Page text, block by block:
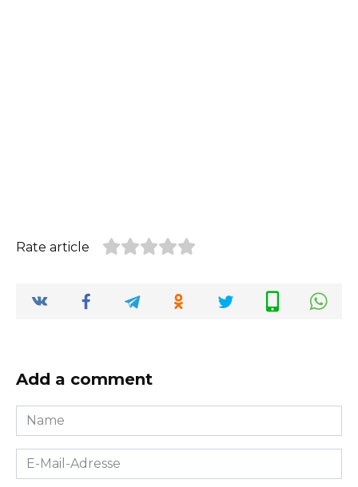
Rate article
Add a comment
Name
*
E-
Mail-